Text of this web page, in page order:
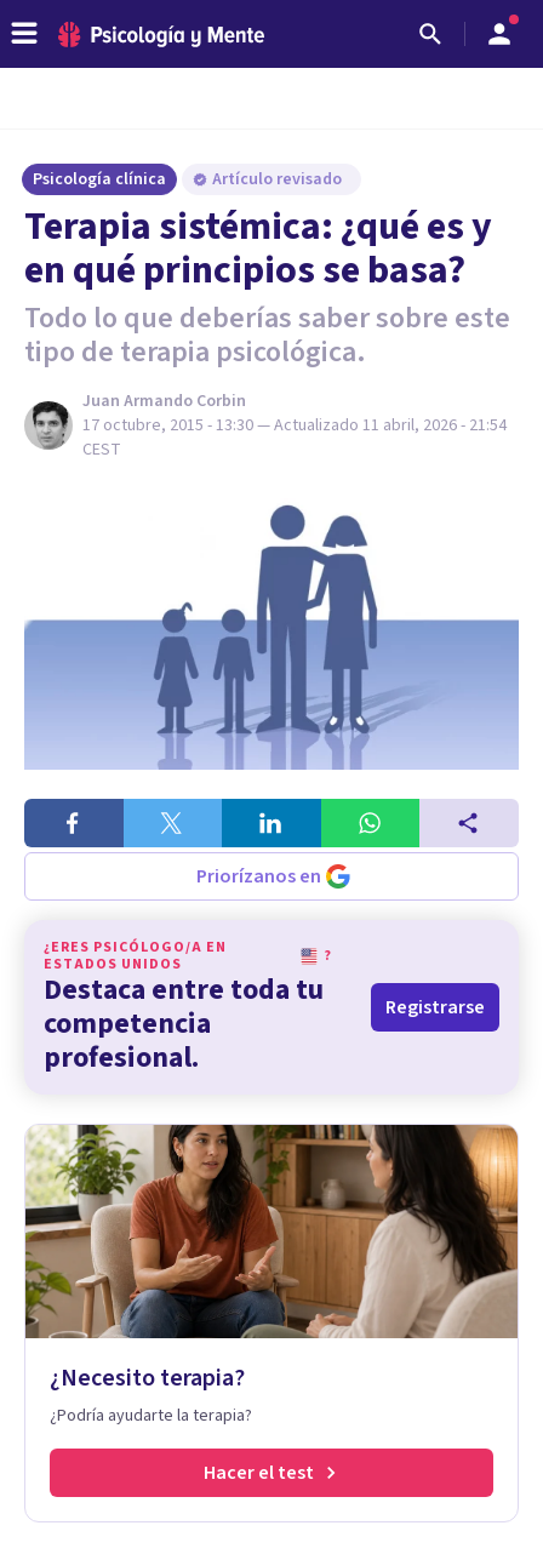
Psicología clínica Artículo revisado
Terapia sistémica: ¿qué es y
en qué principios se basa?
Todo lo que deberías saber sobre este
tipo de terapia psicológica.
Juan Armando Corbin
17 octubre, 2015 - 13:30— Actualizado 11 abril, 2026 - 21:54
CEST
Priorízanos en
¿ERES PSICÓLOGO/A EN
ESTADOS UNIDOS
?
Destaca entre toda tu
competencia
profesional.
Registrarse
¿Necesito terapia?
¿Podría ayudarte la terapia?
Hacer el test